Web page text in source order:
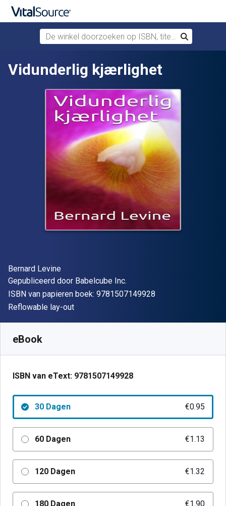
Verdergaan naar belangrijkste inhoud
De winkel doorzoeken op ISBN, titel of auteur
Zoek
Vidunderlig kjærlighet
Auteur(s)
Bernard Levine
Uitgever
Gepubliceerd door Babelcube Inc.
ISBN van papieren boek: 9781507149928
Indeling
Reflowable lay-out
eBook
ISBN van eText: 9781507149928
30 Dagen €0.95
60 Dagen €1.13
120 Dagen €1.32
180 Dagen €1.90